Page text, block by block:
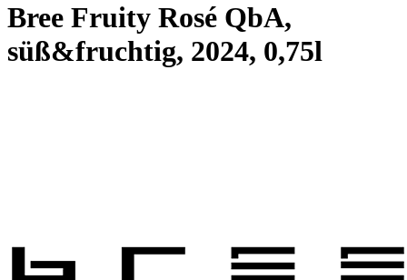
Bree Fruity Rosé QbA,
süß&fruchtig, 2024, 0,75l